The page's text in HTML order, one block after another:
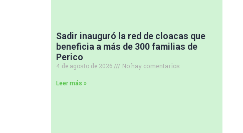
Sadir inauguró la red de cloacas que
beneficia a más de 300 familias de
Perico
4 de agosto de 2026 No hay comentarios
Leer más »